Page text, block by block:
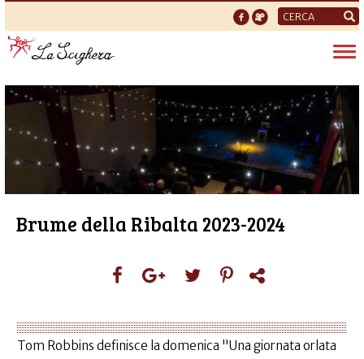
Form
di
ricerca
Brume della Ribalta 2023-2024
Tom Robbins definisce la domenica "Una giornata orlata